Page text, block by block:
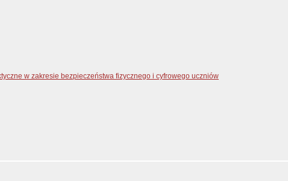
w zakresie bezpieczeństwa fizycznego i cyfrowego uczniów